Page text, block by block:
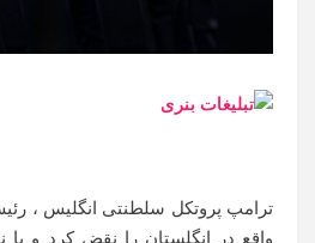
ترامپ پروتکل سلطنتی انگلیس ،
واقع در انگلستان را نقض کرد و